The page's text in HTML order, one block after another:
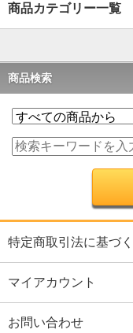
商品カテゴリー一覧
商品検索
特定商取引法に基づ
マイアカウント
お問い合わせ